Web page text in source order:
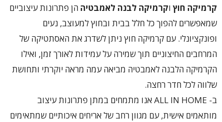
קרמיקה חוץוקרמיקה לבנה לאמבטיה הן פתרונות עיצוביים
שמאפשרים להפוך כל חלל בבית ובחוץ למעוצב, נעים
ופונקציונלי. עם קרמיקה חוץ ניתן לשדרג את האסתטיקה של
המרחבים החיצוניים תוך שמירה על עמידות לאורך זמן, ואילו
הקרמיקה הלבנה לאמבטיה מביאה עמה מראה יוקרתי ותחושת
שלווה לכל חדר רחצה.
ב- ALL IN HOME אנו מתמחים במתן פתרונות עיצוב
מותאמים אישית, עם מגוון רחב של אריחים איכותיים שמתאימים